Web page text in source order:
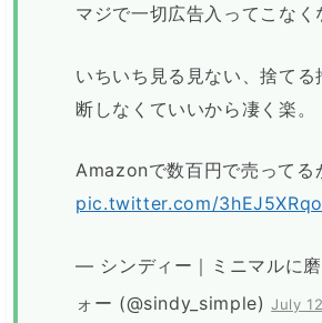
マジで一切広告入ってこなく
いちいち見る見ない、捨てる
断しなくていいから凄く楽。
Amazonで数百円で売ってる
pic.twitter.com/
— シンディー｜ミニマルに
ォー (@sindy_simple)July